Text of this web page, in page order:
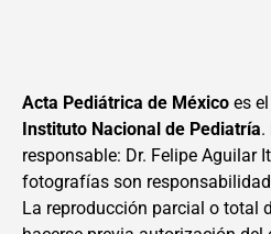
Acta Pediátrica de México es
Instituto Nacional de Pediatría.
responsable: Dr. Felipe Aguilar
fotografías son
La reproducción parcial o total